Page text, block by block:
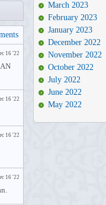
16 '22
16 '22
16 '22
16 '22
March 2023
February 2023
January 2023
December 2022
November 2022
October 2022
July 2022
June 2022
May 2022